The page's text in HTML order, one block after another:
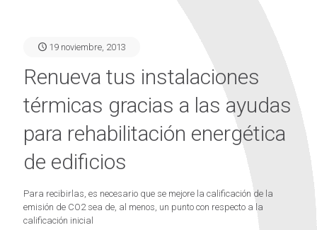
19 noviembre, 2013
Renueva tus instalaciones
térmicas gracias a las ayudas
para rehabilitación energética
de edificios
Para recibirlas, es necesario que se mejore la calificación de la
emisión de CO2 sea de, al menos, un punto con respecto a la
calificación inicial